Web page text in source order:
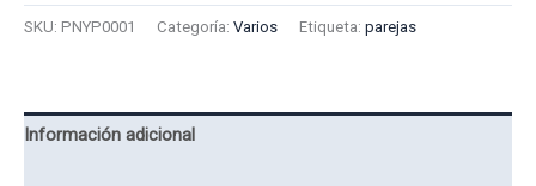
SKU: PNYP0001 Categoría: Varios Etiqueta: parejas
Información adicional